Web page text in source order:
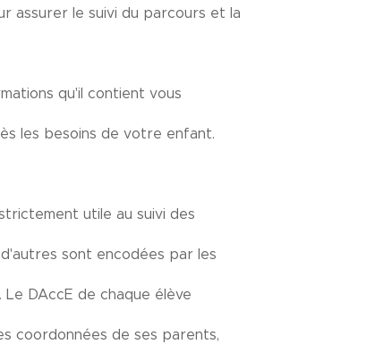
assurer le suivi du parcours et la
qu'il contient vous
les besoins de votre enfant.
utile au suivi des
sont encodées par les
DAccE de chaque élève
coordonnées de ses parents,